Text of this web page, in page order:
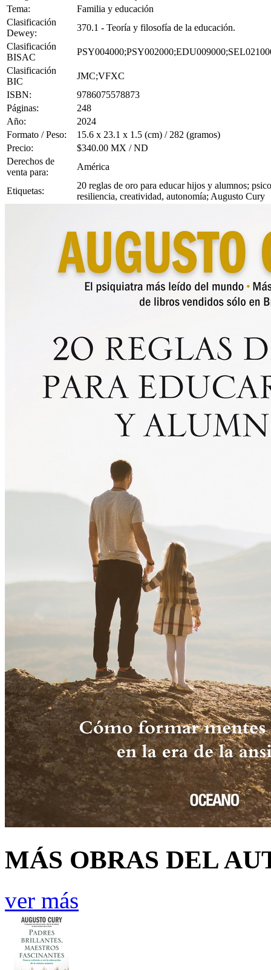
Tema:
Familia y educación
Clasificación
Dewey:
370.1 - Teoría y filosofía de la educación.
Clasificación
BISAC
Clasificación
BIC
JMC;VFXC
ISBN:
9786075578873
Páginas:
248
Año:
2024
Formato / Peso:
15.6 x 23.1 x 1.5 (cm) / 282 (gramos)
Precio:
$340.00 MX / ND
Derechos de
venta para:
América
Etiquetas:
20 reglas de oro para educar hijos y alumnos;
resiliencia, creatividad, autonomía; Augusto Cury
MÁS OBRAS DEL
ver más